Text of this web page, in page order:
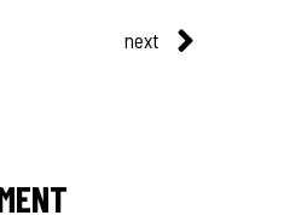
next